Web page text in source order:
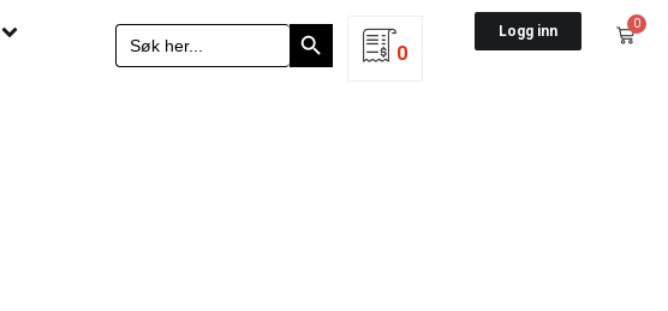
Search
for:
Search Button
0
Logg inn 0